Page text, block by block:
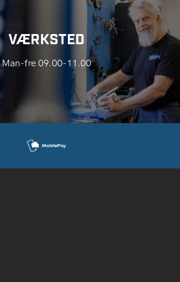
VÆRKSTED
Man-fre 09.00-11.00